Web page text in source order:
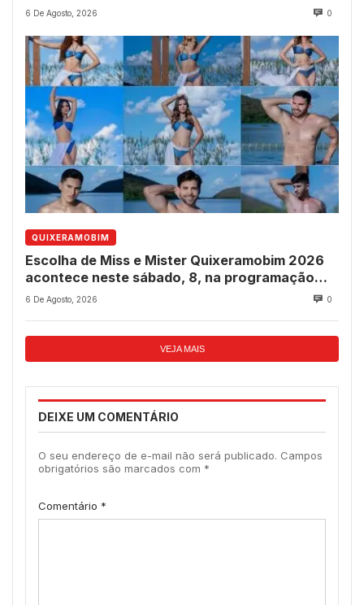
6 De Agosto, 2026 0
QUIXERAMOBIM
Escolha de Miss e Mister Quixeramobim 2026
acontece neste sábado, 8, na programação
dos 237 anos do município
6 De Agosto, 2026 0
VEJA MAIS
DEIXE UM COMENTÁRIO
O seu endereço de e-mail não será publicado. Campos
obrigatórios são marcados com *
Comentário *